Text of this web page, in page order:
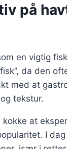
på
en vigtig
da den
med at
tekstur.
at
I